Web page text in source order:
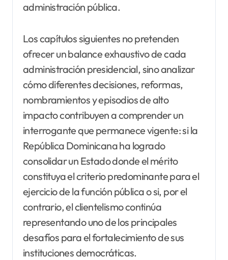
administración pública.
Los capítulos siguientes no pretenden
ofrecer un balance exhaustivo de cada
administración presidencial, sino analizar
cómo diferentes decisiones, reformas,
nombramientos y episodios de alto
impacto contribuyen a comprender un
interrogante que permanece vigente: si la
República Dominicana ha logrado
consolidar un Estado donde el mérito
constituya el criterio predominante para el
ejercicio de la función pública o si, por el
contrario, el clientelismo continúa
representando uno de los principales
desafíos para el fortalecimiento de sus
instituciones democráticas.